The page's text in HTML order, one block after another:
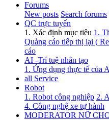
Forums
New posts Search forums
QC trực tuyến
1. Xác định mục tiêu 1.
Quảng cáo tiếp thị lại (
cáo
AI -Trí tuệ nhân tạo
1. Ứng dụng thực tế của
all Service
Robot
1. Robot công nghiệp 2.
4. Công nghệ xe tự hành
MODERATOR NỮ